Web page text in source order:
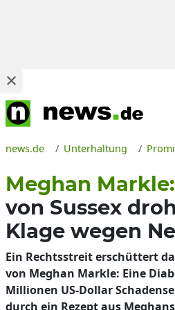
news.de Unterhaltung
Meghan Markle:
von Sussex
Klage wegen
Ein Rechtsstreit erschüttert
von Meghan Markle: Eine
Millionen US-Dollar
durch ein Rezept aus